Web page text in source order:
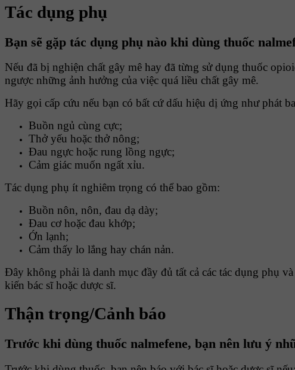
Tác dụng phụ
Bạn sẽ gặp tác dụng phụ nào khi dùng thuốc
Nếu đã bị nghiện chất gây mê hay đã từng sử dụng thuốc
ngược những ảnh hưởng của việc quá liều chất gây mê.
Hãy gọi cấp cứu nếu bạn có bất cứ dấu hiệu dị ứng như phát
Buồn ngủ cùng cực;
Thở yếu hoặc thở nông;
Đau ngực hoặc rung lồng ngực;
Cảm giác muốn ngất xỉu.
Tác dụng phụ ít nghiêm trọng có thể bao gồm:
Buồn nôn, nôn, đau dạ dày;
Đau cơ hoặc đau khớp;
Ớn lạnh;
Cảm thấy lo lắng hay chán nản.
Đây không phải là danh mục đầy đủ tất cả các tác dụng phụ
kiến bác sĩ hoặc dược sĩ.
Thận trọng/Cảnh báo
Trước khi dùng thuốc nalmefene, bạn nên lưu ý